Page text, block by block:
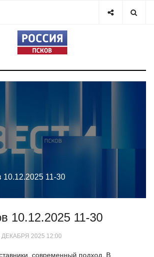
10.12.2025 11-30
10.12.2025 11-30
ДЕКАБРЯ 2025 12:00
современный подход. В